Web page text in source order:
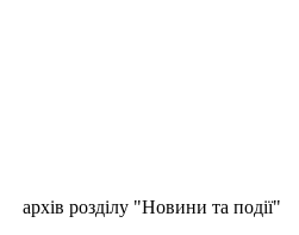
архів розділу "Новини та події"